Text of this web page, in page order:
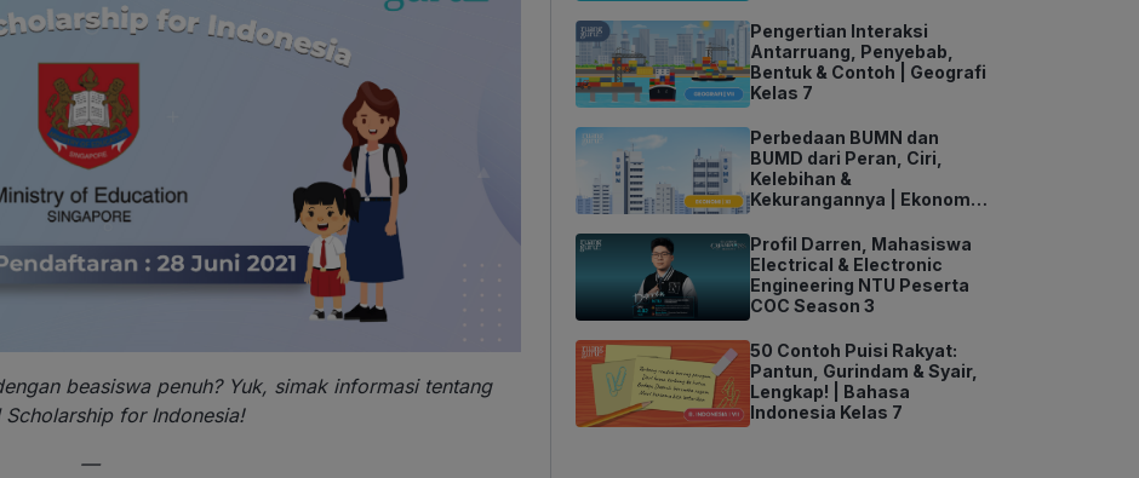
beasiswa penuh? Yuk, simak informasi tentang
Scholarship for Indonesia!
—
Pengertian Interaksi
Antarruang, Penyebab,
Bentuk & Contoh | Geografi
Kelas 7
Perbedaan BUMN dan
BUMD dari Peran, Ciri,
Kelebihan &
Kekurangannya | Ekonomi
Profil Darren, Mahasiswa
Electrical & Electronic
Engineering NTU Peserta
COC Season 3
50 Contoh Puisi Rakyat:
Pantun, Gurindam & Syair,
Lengkap! | Bahasa
Indonesia Kelas 7